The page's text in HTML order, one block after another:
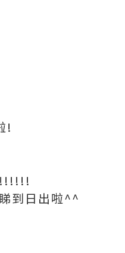
!
!!!!!!
到日出啦^^